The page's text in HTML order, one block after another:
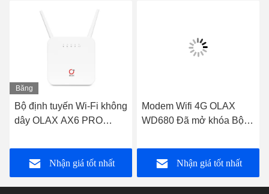
Băng
hình
Bộ định tuyến Wi-Fi không
dây OLAX AX6 PRO
Bộ định tuyến Wi-Fi B2 /
3/4/5/7/8/13 / 28ab
Nhận giá tốt nhất
Modem Wifi 4G OLAX
WD680 Đã mở khóa Bộ
Lte Cat4 150m
Nhận giá tốt nhất